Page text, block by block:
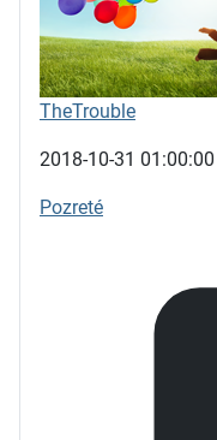
TheTrouble
2018-10-31 01:00:00
Pozreté